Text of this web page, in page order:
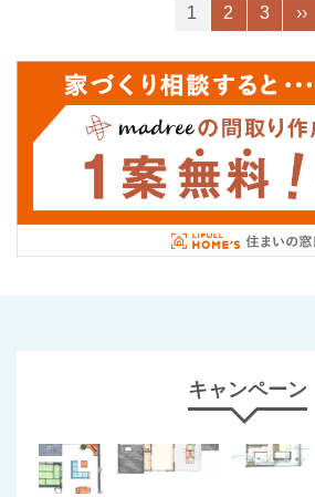
1 2 3 ››
キャンペーン